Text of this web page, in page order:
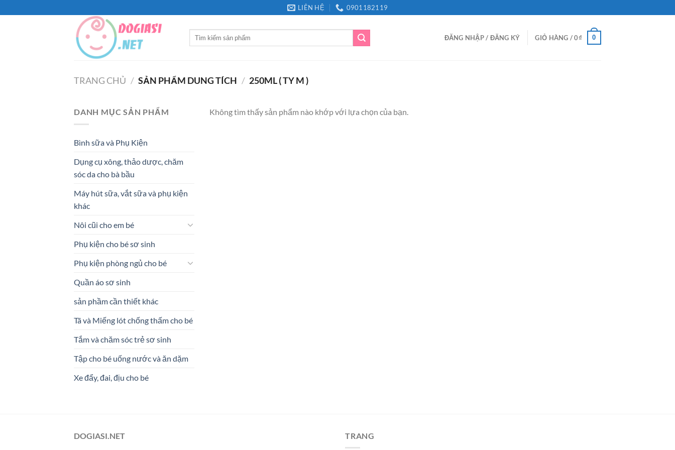
qua
LIÊN HỆ 0901182119
Tìm
ĐĂNG NHẬP / ĐĂNG KÝ GIỎ HÀNG /0₫ 0
TRANG CHỦ / SẢN PHẨM DUNG TÍCH / 250ML ( TY M )
DANH MỤC SẢN PHẨM
Bình sữa và Phụ Kiện
Dụng cụ xông, thảo dược, chăm
sóc da cho bà bầu
Máy hút sữa, vắt sữa và phụ kiện
khác
Nôi cũi cho em bé
Phụ kiện cho bé sơ sinh
Phụ kiện phòng ngủ cho bé
Quần áo sơ sinh
sản phầm cần thiết khác
Tã và Miếng lót chống thấm cho bé
Tắm và chăm sóc trẻ sơ sinh
Tập cho bé uống nước và ăn dặm
Xe đẩy, đai, địu cho bé
Không tìm thấy sản phẩm nào khớp với lựa chọn của bạn.
DOGIASI.NET TRANG